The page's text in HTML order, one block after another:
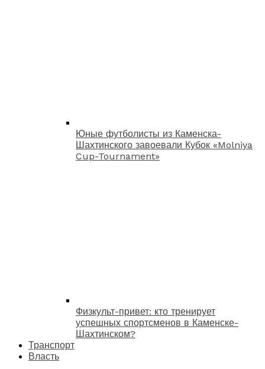
Юные футболисты из Каменска-
Шахтинского завоевали Кубок «Molniya
Cup-Tournament»
Физкульт-привет: кто тренирует
успешных спортсменов в Каменске-
Шахтинском?
Транспорт
Власть